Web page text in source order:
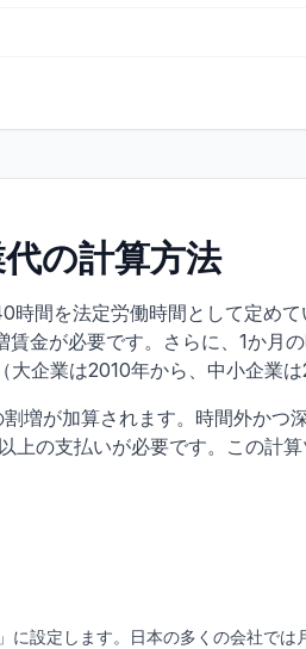
の計算方法
時間を法定労働時間として定め
金が必要です。さらに、1か月
企業は2010年から、中小企業は
増が加算されます。時間外かつ
上の支払いが必要です。この計
に設定します。日本の多くの会社で